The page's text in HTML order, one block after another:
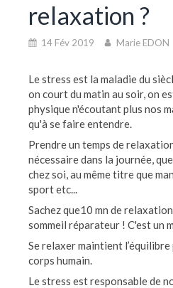
relaxation ?
14 Fév 2019 Marie EDON
Le stress est la maladie du
on court du matin au soir, on
physique n'écoutant plus nos
qu'à se faire entendre.
Prendre un temps de
nécessaire dans la journée,
chez soi, au même titre que
sport etc...
Sachez que10 mn de
sommeil réparateur ! C'est un
Se relaxer maintient
corps humain.
Le stress est responsable de